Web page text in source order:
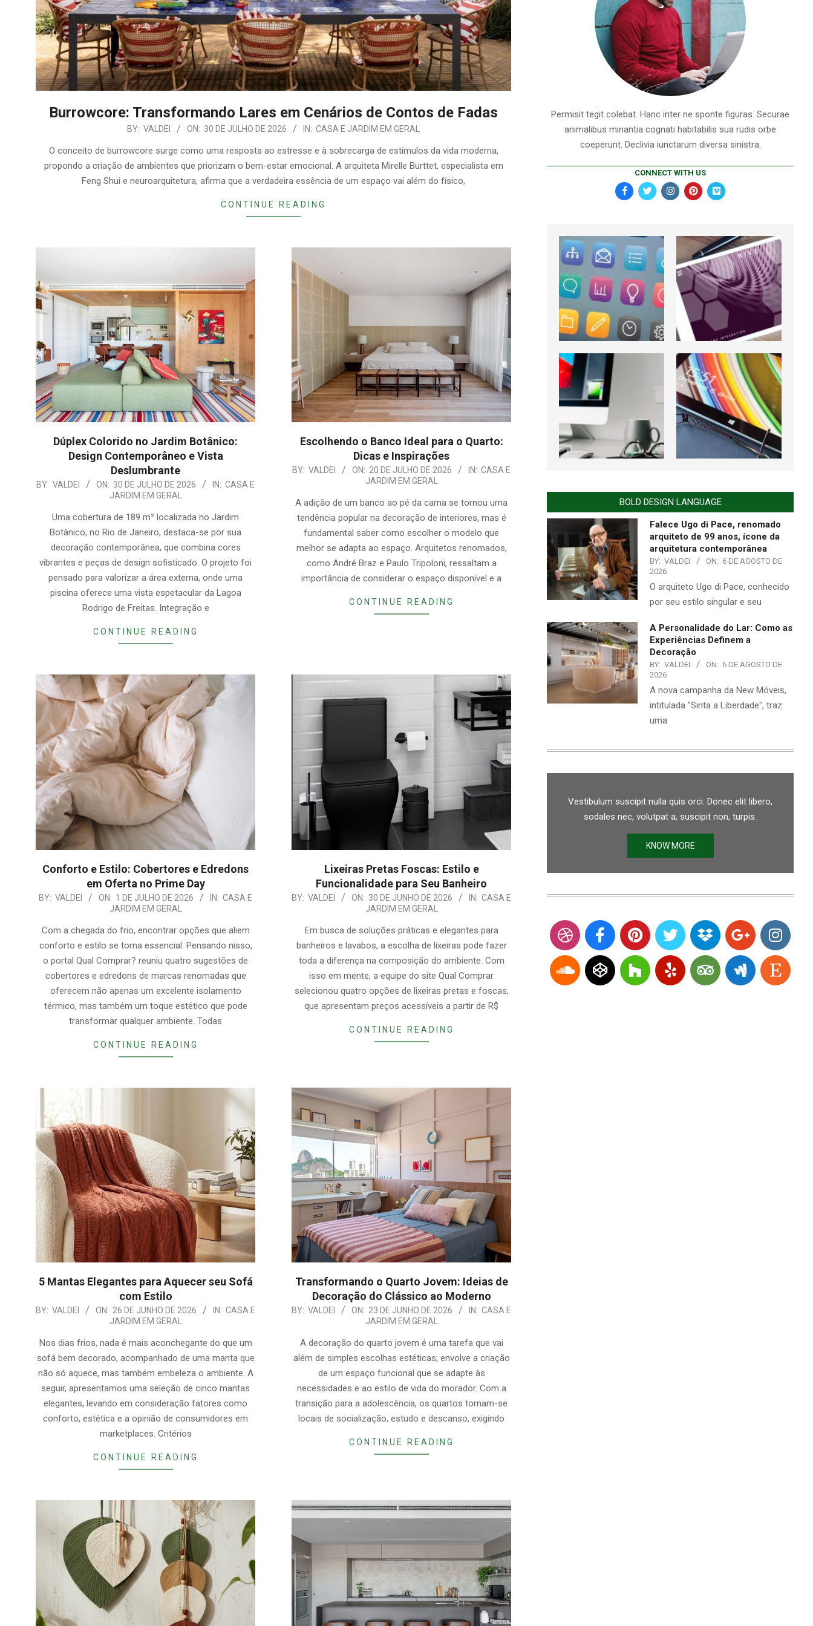
Burrowcore: Transformando Lares em Cenários de Contos de Fadas
BY: VALDEI ON: 30 DE JULHO DE 2026 IN: CASA E JARDIM EM GERAL
O conceito de burrowcore surge como uma resposta ao estresse e à sobrecarga de estímulos da vida moderna,
propondo a criação de ambientes que priorizam o bem-estar emocional. A arquiteta Mirelle Burttet, especialista em
Feng Shui e neuroarquitetura, afirma que a verdadeira essência de um espaço vai além do físico,
CONTINUE READING
Dúplex Colorido no Jardim Botânico:
Design Contemporâneo e Vista
Deslumbrante
2026-
BY: VALDEI ON: 30 DE JULHO DE 2026 IN: CASA E
JARDIM EM GERAL
Uma cobertura de 189 m² localizada no Jardim
Botânico, no Rio de Janeiro, destaca-se por sua
decoração contemporânea, que combina cores
vibrantes e peças de design sofisticado. O projeto foi
pensado para valorizar a área externa, onde uma
piscina oferece uma vista espetacular da Lagoa
Rodrigo de Freitas. Integração e
CONTINUE READING
Escolhendo o Banco Ideal para o Quarto:
Dicas e Inspirações
2026-
20
BY: VALDEI ON: 20 DE JULHO DE 2026 IN: CASA E
JARDIM EM GERAL
A adição de um banco ao pé da cama se tornou uma
tendência popular na decoração de interiores, mas é
fundamental saber como escolher o modelo que
melhor se adapta ao espaço. Arquitetos renomados,
como André Braz e Paulo Tripoloni, ressaltam a
importância de considerar o espaço disponível e a
CONTINUE READING
Conforto e Estilo: Cobertores e Edredons
em Oferta no Prime Day
2026-
01
BY: VALDEI ON: 1 DE JULHO DE 2026 IN: CASA E
JARDIM EM GERAL
Com a chegada do frio, encontrar opções que aliem
conforto e estilo se torna essencial. Pensando nisso,
o portal Qual Comprar? reuniu quatro sugestões de
cobertores e edredons de marcas renomadas que
oferecem não apenas um excelente isolamento
térmico, mas também um toque estético que pode
transformar qualquer ambiente. Todas
CONTINUE READING
Lixeiras Pretas Foscas: Estilo e
Funcionalidade para Seu Banheiro
2026-
BY: VALDEI ON: 30 DE JUNHO DE 2026 IN: CASA E
JARDIM EM GERAL
Em busca de soluções práticas e elegantes para
banheiros e lavabos, a escolha de lixeiras pode fazer
toda a diferença na composição do ambiente. Com
isso em mente, a equipe do site Qual Comprar
selecionou quatro opções de lixeiras pretas e foscas,
que apresentam preços acessíveis a partir de R$
CONTINUE READING
5 Mantas Elegantes para Aquecer seu Sofá
com Estilo
2026-
26
BY: VALDEI ON: 26 DE JUNHO DE 2026 IN: CASA E
JARDIM EM GERAL
Nos dias frios, nada é mais aconchegante do que um
sofá bem decorado, acompanhado de uma manta que
não só aquece, mas também embeleza o ambiente. A
seguir, apresentamos uma seleção de cinco mantas
elegantes, levando em consideração fatores como
conforto, estética e a opinião de consumidores em
marketplaces. Critérios
CONTINUE READING
Transformando o Quarto Jovem: Ideias de
Decoração do Clássico ao Moderno
2026-
BY: VALDEI ON: 23 DE JUNHO DE 2026 IN: CASA E
JARDIM EM GERAL
A decoração do quarto jovem é uma tarefa que vai
além de simples escolhas estéticas; envolve a criação
de um espaço funcional que se adapte às
necessidades e ao estilo de vida do morador. Com a
transição para a adolescência, os quartos tornam-se
locais de socialização, estudo e descanso, exigindo
CONTINUE READING
Permisit tegit colebat. Hanc inter ne sponte figuras. Securae
animalibus minantia cognati habitabilis sua rudis orbe
coeperunt. Declivia iunctarum diversa sinistra.
CONNECT WITH US
BOLD DESIGN LANGUAGE
Falece Ugo di Pace, renomado
arquiteto de 99 anos, ícone da
arquitetura contemporânea
BY: VALDEI ON: 6 DE AGOSTO DE
2026
O arquiteto Ugo di Pace, conhecido
por seu estilo singular e seu
A Personalidade do Lar: Como as
Experiências Definem a
Decoração
BY: VALDEI ON: 6 DE AGOSTO DE
2026
A nova campanha da New Móveis,
intitulada "Sinta a Liberdade", traz
uma
Vestibulum suscipit nulla quis orci. Donec elit libero,
sodales nec, volutpat a, suscipit non, turpis.
KNOW MORE